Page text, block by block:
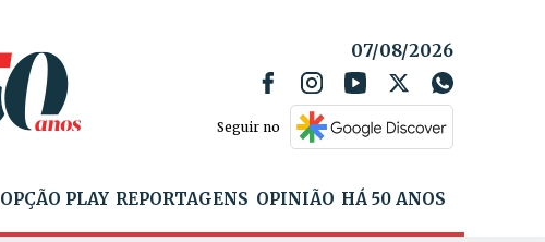
07/08/2026
Seguir no
OPÇÃO PLAY REPORTAGENS OPINIÃO HÁ 50 ANOS